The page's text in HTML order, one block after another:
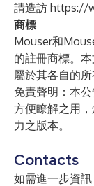
請造訪 https://
商標
Mouser和
的註冊商標。
屬於其各自的所
免責聲明：本
方便瞭解之用
力之版本。
Contacts
如需進一步資訊